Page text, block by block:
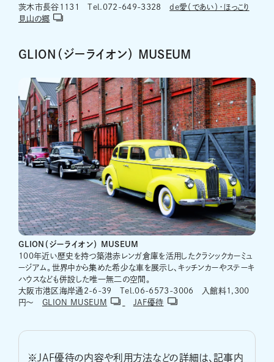
茨木市長谷1131 Tel.072-649-3328de愛（であい）・ほっこり
見山の郷
GLION（ジーライオン） MUSEUM
GLION（ジーライオン） MUSEUM
100年近い歴史を持つ築港赤レンガ倉庫を活用したクラシックカーミュ
ージアム。世界中から集めた希少な車を展示し、キッチンカーやステーキ
ハウスなども併設した唯一無二の空間。
大阪市港区海岸通2-6-39 Tel.06-6573-3006 入館料1,300
円～ GLION MUSEUM JAF優待
※JAF優待の内容や利用方法などの詳細は、記事内